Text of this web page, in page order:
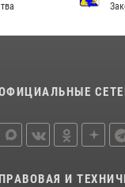
ПРАВОВАЯ И